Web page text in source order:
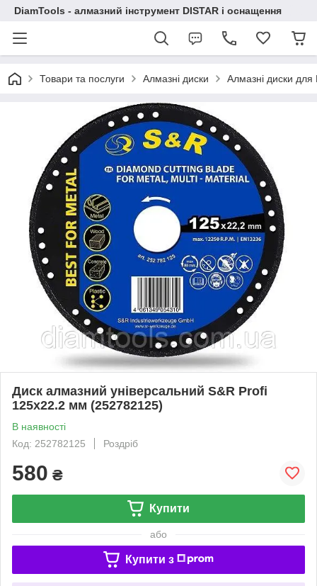
DiamTools - алмазний інструмент DISTAR і оснащення
Товари та послуги Алмазні диски Алмазні диски
Диск алмазний універсальний S&R Profi
125x22.2 мм (252782125)
В наявності
Код: 252782125
Роздріб
580 ₴
Купити
або
Купити з